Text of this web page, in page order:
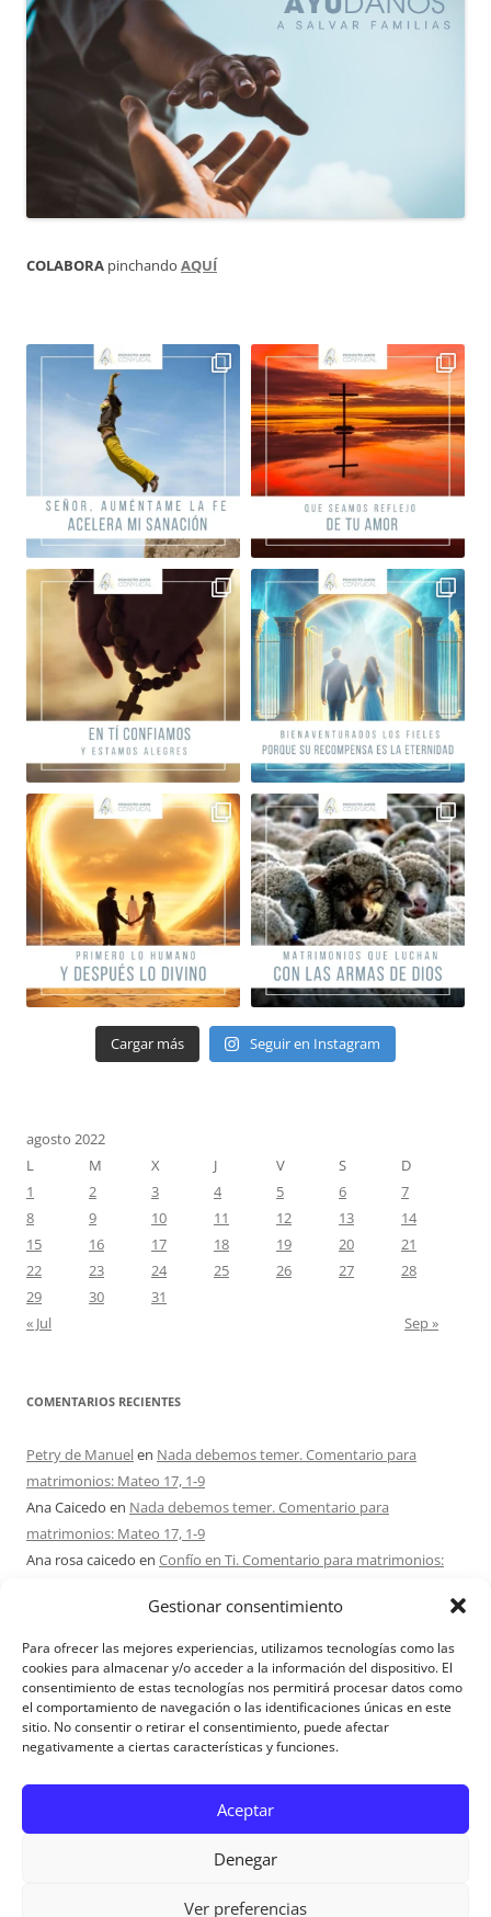
Gestionar consentimiento
Para ofrecer las mejores experiencias, utilizamos tecnologías como las
cookies para almacenar y/o acceder a la información del dispositivo. El
consentimiento de estas tecnologías nos permitirá procesar datos como
el comportamiento de navegación o las identificaciones únicas en este
sitio. No consentir o retirar el consentimiento, puede afectar
negativamente a ciertas características y funciones.
Aceptar
Denegar
Ver preferencias
COLABORA pinchando AQUÍ
Cargar más Seguir en Instagram
agosto 2022
L
M X J V S
D
1
2 3 4 5 6
7
8
9 10 11 12 13
14
15
16 17 18 19 20
21
22
23 24 25 26 27
28
29
30
31
« Jul
Sep »
COMENTARIOS RECIENTES
Petry de Manuelen Nada debemos temer. Comentario para
matrimonios: Mateo 17, 1-9
Ana Caicedo en Nada debemos temer. Comentario para
matrimonios: Mateo 17, 1-9
Ana rosa caicedo en Confío en Ti. Comentario para matrimonios:
en¿Ser o hacer? Comentario para Matrimonios:
Mateo 15, 1-2. 10-14
Maria Asuncion Herrero Mendezen¿Ser o hacer? Comentario para
Matrimonios: Mateo 15, 1-2. 10-14